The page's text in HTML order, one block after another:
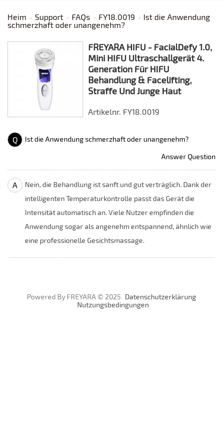
Heim Support FAQs FY18.0019
Ist die Anwendung
schmerzhaft oder unangenehm?
FREYARA HIFU - FacialDefy 1.0,
Mini HIFU Ultraschallgerät 4.
Generation Für HIFU
Behandlung & Facelifting,
Straffe Und Junge Haut
Artikelnr. FY18.0019
Q Ist die Anwendung schmerzhaft oder unangenehm?
Answer Question
A
Nein, die Behandlung ist sanft und gut verträglich. Dank der
intelligenten Temperaturkontrolle passt das Gerät die
Intensität automatisch an. Viele Nutzer empfinden die
Anwendung sogar als angenehm entspannend, ähnlich wie
eine professionelle Gesichtsmassage.
Powered By FREYARA © 2025 Datenschutzerklärung
Nutzungsbedingungen